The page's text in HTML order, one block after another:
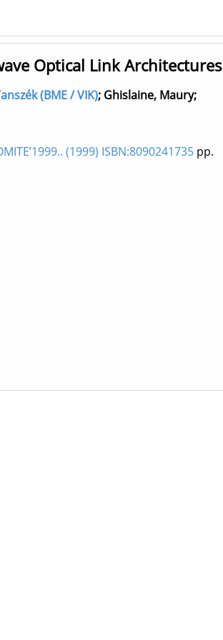
Optical Link Architectures
(BME / VIK); Ghislaine, Maury;
(1999) ISBN:8090241735 pp.